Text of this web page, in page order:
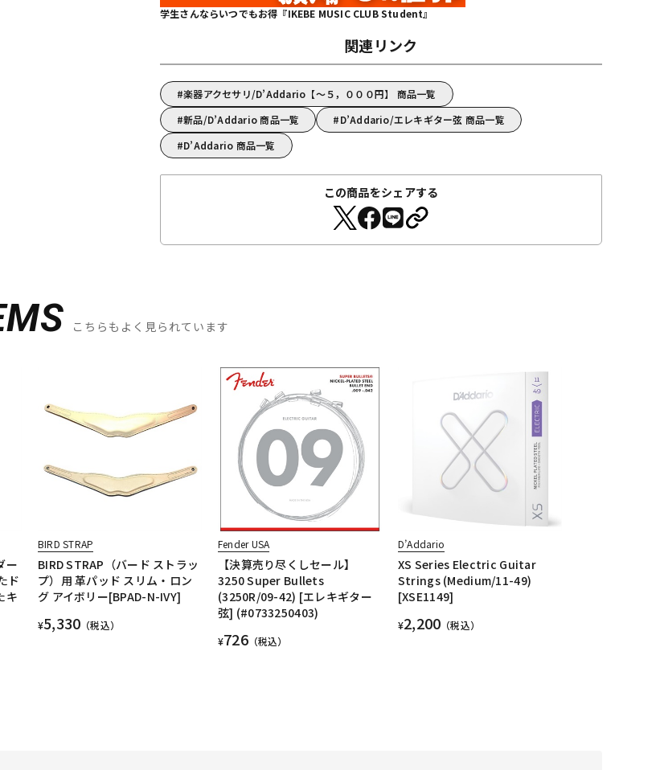
学生さんならいつでもお得『IKEBE MUSIC CLUB Student』
関連リンク
楽器アクセサリ/D’Addario【～５，０００円】 商品一覧
新品/D’Addario 商品一覧
D’Addario/エレキギター弦 商品一覧
D’Addario 商品一覧
この商品をシェアする
こちらもよく見られています
ー
ド
キ
BIRD STRAP
BIRD STRAP（バード ストラッ
プ）用 革パッド スリム・ロン
グ アイボリー[BPAD-N-IVY]
¥5,330 （税込）
Fender USA
【決算売り尽くしセール】
3250 Super Bullets
(3250R/09-42) [エレキギター
弦] (#0733250403)
¥726（税込）
D’Addario
XS Series Electric Guitar
Strings (Medium/11-49)
[XSE1149]
¥2,200 （税込）